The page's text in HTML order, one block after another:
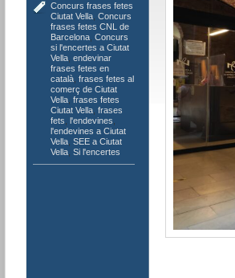
Concurs frases fetes
Ciutat Vella, Concurs
frases fetes CNL de
Barcelona, Concurs
si l'encertes a Ciutat
Vella, endevinar
frases fetes en
català, frases fetes al
comerç de Ciutat
Vella, frases fetes
Ciutat Vella, frases
fets l'endevines
l'endevines a Ciutat
Vella, SEE a Ciutat
Vella, Si l'encertes